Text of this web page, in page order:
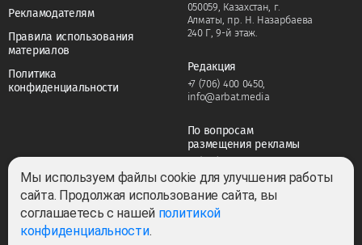
Рекламодателям
Правила использования
материалов
Политика
конфиденциальности
050059, Казахстан, г.
Алматы, пр. Н. Назарбаева
240 Г, 9-й этаж.
Редакция
+7 (706) 400 0450,
info@arbat.media
По вопросам
размещения рекламы
adv@arbat.media
Мы используем файлы cookie для улучшения работы
сайта. Продолжая использование сайта, вы
соглашаетесь с нашей политикой
конфиденциальности.